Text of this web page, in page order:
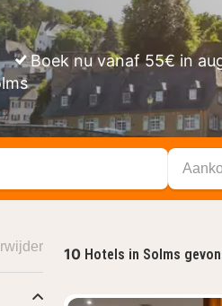
Boek nu vanaf 55€ in
10 Hotels in Solms